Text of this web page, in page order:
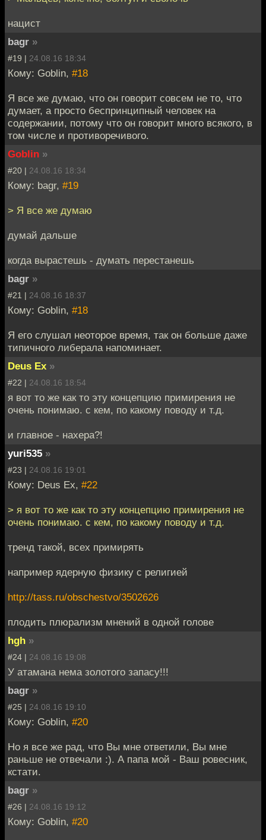
нацист
bagr »
#19 | 24.08.16 18:34
Кому: Goblin, #18
Я все же думаю, что он говорит совсем не то, что
думает, а просто беспринципный человек на
содержании, потому что он говорит много всякого, в
том числе и противоречивого.
Goblin »
#20 | 24.08.16 18:34
Кому: bagr, #19
> Я все же думаю
думай дальше
когда вырастешь - думать перестанешь
bagr »
#21 | 24.08.16 18:37
Кому: Goblin, #18
Я его слушал неоторое время, так он больше даже
типичного либерала напоминает.
Deus Ex »
#22 | 24.08.16 18:54
я вот то же как то эту концепцию примирения не
очень понимаю. с кем, по какому поводу и т.д.
и главное - нахера?!
yuri535 »
#23 | 24.08.16 19:01
Кому: Deus Ex, #22
> я вот то же как то эту концепцию примирения не
очень понимаю. с кем, по какому поводу и т.д.
тренд такой, всех примирять
например ядерную физику с религией
http://tass.ru/obschestvo/3502626
плодить плюрализм мнений в одной голове
hgh »
#24 | 24.08.16 19:08
У атамана нема золотого запасу!!!
bagr »
#25 | 24.08.16 19:10
Кому: Goblin, #20
Но я все же рад, что Вы мне ответили, Вы мне
раньше не отвечали :). А папа мой - Ваш ровесник,
кстати.
bagr »
#26 | 24.08.16 19:12
Кому: Goblin, #20